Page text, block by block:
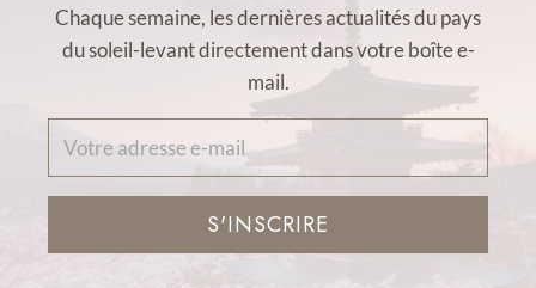
Chaque semaine, les dernières actualités du pays
du soleil-levant directement dans votre boîte e-
mail.
S'INSCRIRE